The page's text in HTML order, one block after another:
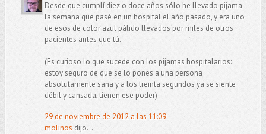
Desde que cumplí diez o doce años sólo he llevado pijama
la semana que pasé en un hospital el año pasado, y era uno
de esos de color azul pálido llevados por miles de otros
pacientes antes que tú.
(Es curioso lo que sucede con los pijamas hospitalarios:
estoy seguro de que se lo pones a una persona
absolutamente sana y a los treinta segundos ya se siente
débil y cansada, tienen ese poder)
29 de noviembre de 2012 a las 11:09
molinos dijo...